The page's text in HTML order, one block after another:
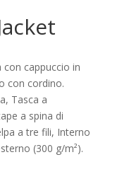
con cappuccio in
con cordino.
Tasca a
a spina di
a tre fili, Interno
(300 g/m²).